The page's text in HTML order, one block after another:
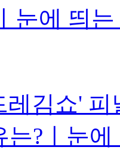
눈에 띄
레김쇼'
는?ㅣ눈